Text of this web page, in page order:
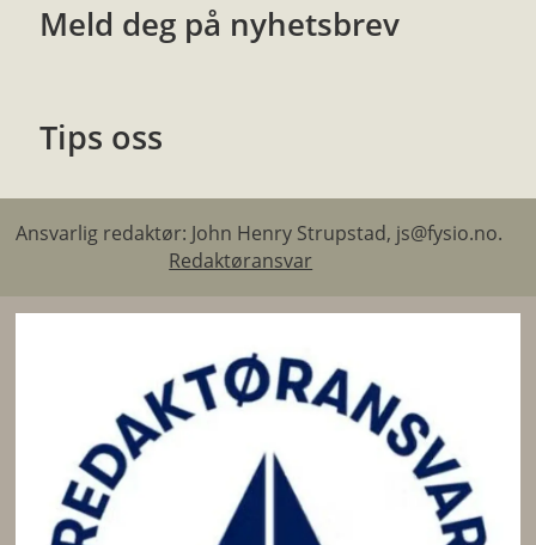
Meld deg på nyhetsbrev
Tips oss
Ansvarlig redaktør: John Henry Strupstad, js@fysio.no.
Redaktøransvar